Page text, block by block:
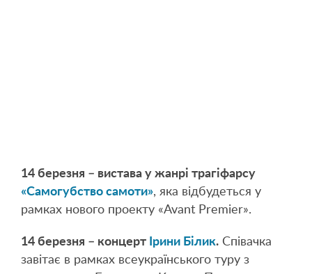
14 березня – вистава у жанрі трагіфарсу
«Самогубство самоти», яка відбудеться у
рамках нового проекту «Avant Premier».
14 березня – концерт Ірини Білик. Співачка
завітає в рамках всеукраїнського туру з